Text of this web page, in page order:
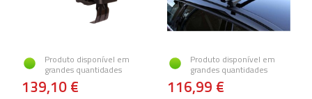
Produto disponível em
grandes quantidades
139,10 €
Produto disponível em
grandes quantidades
116,99 €